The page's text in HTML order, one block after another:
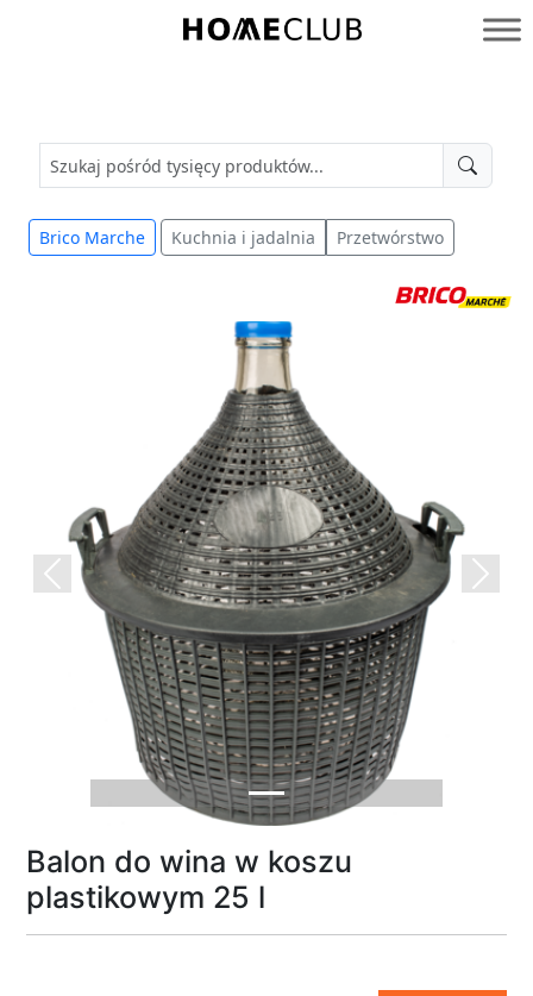
Homeclub
Brico Marche Kuchnia i jadalnia Przetwórstwo
Previous Next
Balon do wina w koszu
plastikowym 25 l